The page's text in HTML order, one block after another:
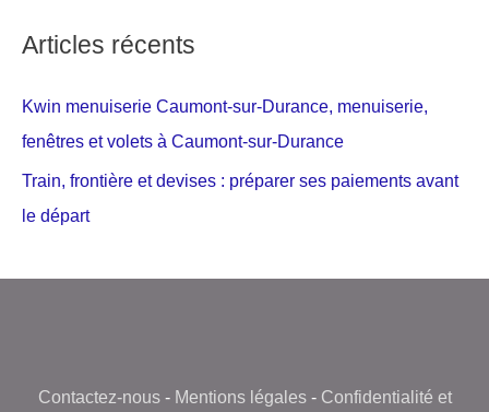
Articles récents
Kwin menuiserie Caumont-sur-Durance, menuiserie,
fenêtres et volets à Caumont-sur-Durance
Train, frontière et devises : préparer ses paiements avant
le départ
Contactez-nous- Mentions légales- Confidentialité et